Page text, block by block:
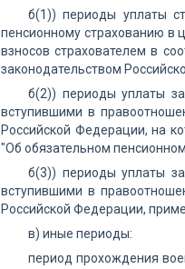
б(1)) периоды уплаты
пенсионному страхованию в
взносов страхователем в
законодательством
б(2)) периоды уплаты
вступившими в
Российской Федерации, на
"Об обязательном
б(3)) периоды уплаты
вступившими в
Российской Федерации,
в) иные периоды:
период прохождения